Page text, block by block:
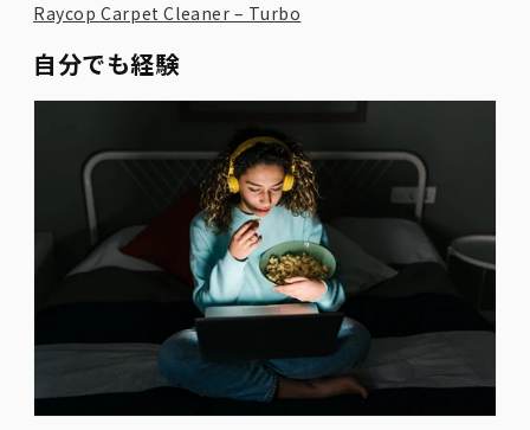
Raycop Carpet Cleaner – Turbo
自分でも経験